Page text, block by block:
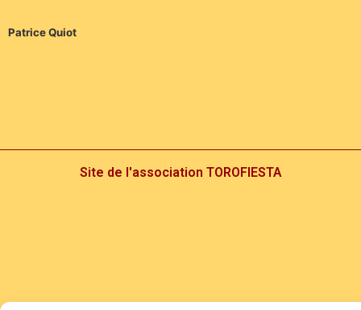
Patrice Quiot
Site de l'association TOROFIESTA